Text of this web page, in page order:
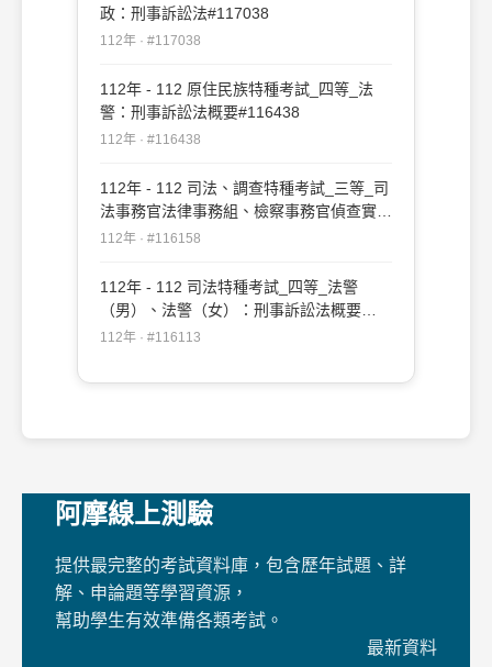
政：刑事訴訟法#117038
112年 · #117038
112年 - 112 原住民族特種考試_四等_法
警：刑事訴訟法概要#116438
112年 · #116438
112年 - 112 司法、調查特種考試_三等_司
法事務官法律事務組、檢察事務官偵查實務
組、公職法醫師、法律實務組：刑事訴訟法
112年 · #116158
112年 - 112 司法特種考試_四等_法警
（男）、法警（女）：刑事訴訟法概要
#116113
112年 · #116113
阿摩線上測驗
提供最完整的考試資料庫，包含歷年試題、詳
解、申論題等學習資源，
幫助學生有效準備各類考試。
最新資料